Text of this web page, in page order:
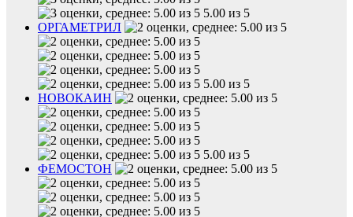
5.00 из 5
ОРГАМЕТРИЛ
5.00 из 5
НОВОКАИН
5.00 из 5
ФЕМОСТОН